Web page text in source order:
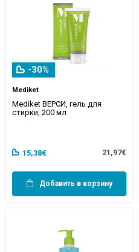
-30%
Mediket
Mediket ВЕРСИ, гель для
стирки, 200 мл
15,38€ 21,97€
Добавить в корзину